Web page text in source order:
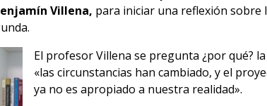
Villena, para iniciar una reflexión sobre
El profesor Villena se pregunta ¿por qué?
«las circunstancias han cambiado, y el
ya no es apropiado a nuestra realidad».